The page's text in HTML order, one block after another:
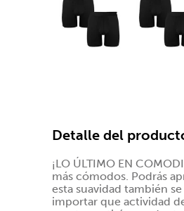
Detalle del
¡LO ÚLTIMO EN
más cómodos. Podrás
esta suavidad también
importar que actividad